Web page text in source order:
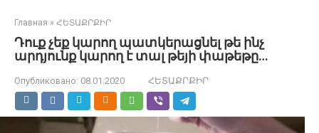
Главная » ՀԵՏԱՔՐՔԻՐ
Դուք չեք կարող պատկերացնել թե ինչ
արդյունք կարող է տալ թեյի փաթեթը…
Опубликовано: 08.01.2020 ՀԵՏԱՔՐՔԻՐ